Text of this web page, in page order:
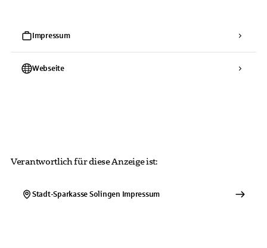
Impressum
Webseite
Verantwortlich für diese Anzeige ist:
Stadt-Sparkasse Solingen Impressum